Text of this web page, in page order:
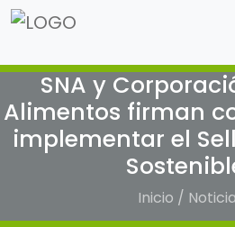
SNA y
Alimentos firman
implementar el
Inicio /